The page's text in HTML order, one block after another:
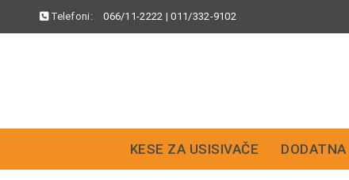
Telefoni: 066/11-2222 |011/332-9102
KESE ZA USISIVAČE